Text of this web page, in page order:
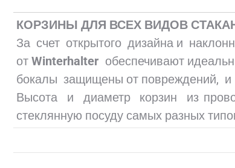
КОРЗИНЫ ДЛЯ ВСЕХ ВИДОВ
За счет открытого дизайна и
отWinterhalter обеспечивают
бокалы защищены от повреждений, и
Высота и диаметр корзин из
стеклянную посуду самых разных